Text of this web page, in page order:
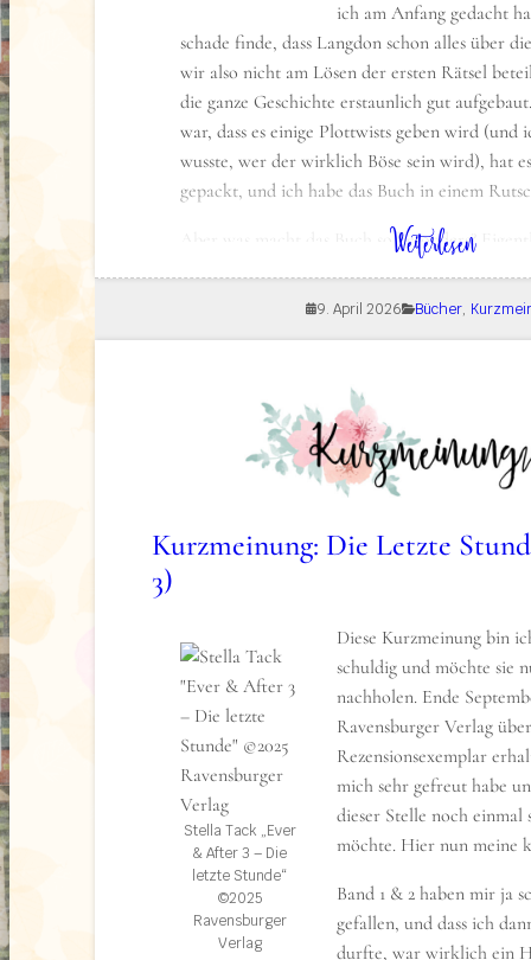
Weiterlesen: Kurzmeinung: Illuminati – Dan Brown
ich am Anfang gedacht
schade finde, dass Langdon schon alles über
wir also nicht am Lösen der ersten Rätsel
die ganze Geschichte erstaunlich gut
war, dass es einige Plottwists geben wird (und
wusste, wer der wirklich Böse sein wird), hat
gepackt, und ich habe das Buch in einem
Aber was macht das Buch so besonders?
erleuchtenden Pfades, nicht die mysteriösen
überflüssige) sexistische Gewaltaspekt. Nein –
Frage nach „Was ist Gott? Wer ist Gott? Und
Das ist letztlich eine hochphilosophische
Auseinandersetzung zwischen der
als eine der einflussreichsten und mächtigsten
warum gibt es überhaupt Religion – den
„Darüber“?
Gleichzeitig wird deutlich, dass gerade
Philosophien leben und repräsentieren, oft
Bandagen gegeneinander kämpfen – und das
hinweg –, während doch jeder für sich seine
beansprucht.
9. April 2026 Bücher,
Kurzmeinung: Die Letzte
3)
Stella Tack „Ever
& After 3 – Die
letzte Stunde“
©2025
Ravensburger
Verlag
Diese Kurzmeinung bin
schuldig und möchte sie
nachholen. Ende
Ravensburger Verlag
Rezensionsexemplar
mich sehr gefreut habe
dieser Stelle noch einmal
möchte. Hier nun meine
Band 1 & 2 haben mir ja
gefallen, und dass ich
durfte, war wirklich ein